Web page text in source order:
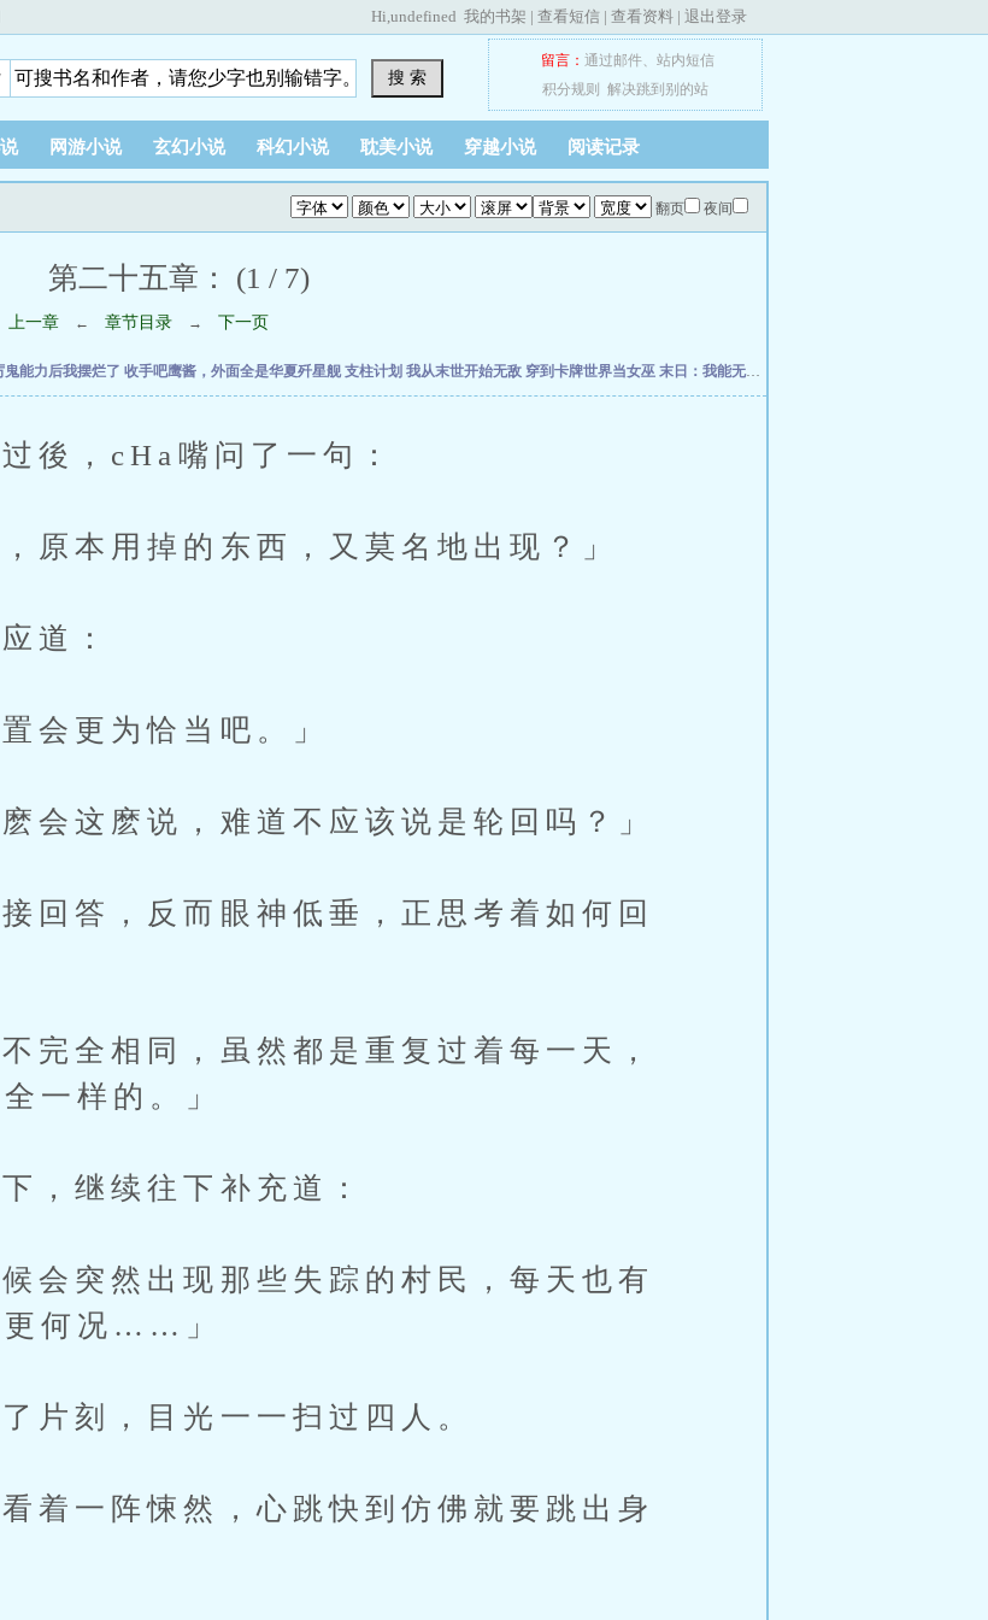
Hi,undefined 我的书架 | 查看短信 | 查看资料 | 退出登录
搜 索
留言： 通过邮件、 站内短信
积分规则
解决跳到别的站
网游小说 玄幻小说 科幻小说 耽美小说 穿越小说 阅读记录
翻页 夜间
第二十五章： (1 / 7)
上一章 ← 章节目录 → 下一页
鬼能力后我摆烂了 收手吧鹰酱，外面全是华夏歼星舰 支柱计划 我从末世开始无敌 穿到卡牌世界当女巫 末日：我能无限抽卡加成
，cHa嘴问了一句：
用掉的东西，又莫名地出现？」
：
更为恰当吧。」
麽说，难道不应该说是轮回吗？」
，反而眼神低垂，正思考着如何回
相同，虽然都是重复过着每一天，
一样的。」
继续往下补充道：
然出现那些失踪的村民，每天也有
更何况……」
刻，目光一一扫过四人。
阵悚然，心跳快到仿佛就要跳出身